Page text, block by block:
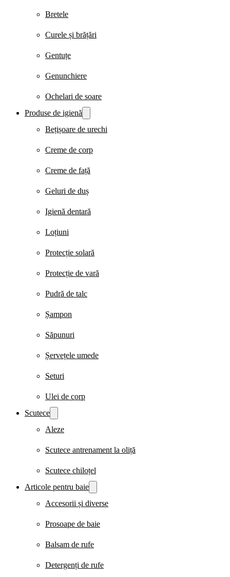
Bretele
Curele și brățări
Gentuțe
Genunchiere
Ochelari de soare
Produse de igienă
Bețișoare de urechi
Creme de corp
Creme de față
Geluri de duș
Igienă dentară
Loțiuni
Protecție solară
Protecție de vară
Pudră de talc
Șampon
Săpunuri
Șervețele umede
Seturi
Ulei de corp
Scutece
Aleze
Scutece antrenament la oliță
Scutece chiloțel
Articole pentru baie
Accesorii și diverse
Prosoape de baie
Balsam de rufe
Detergenți de rufe